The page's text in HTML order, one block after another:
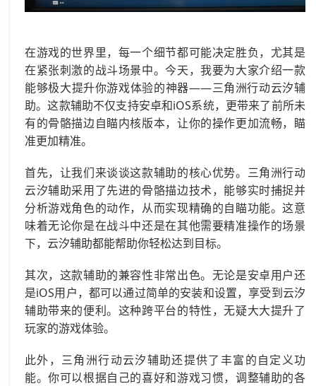
在游戏的世界里，每一个细节都可能决定胜负，尤其是
在紧张刺激的战斗场景中。今天，我要为大家介绍一款
能够极大提升你游戏体验的神器——三角洲行动云汐辅
助。这款辅助不仅支持安卓和iOS系统，更带来了前所未
有的骨骼描边自瞄内核版本，让你的操作更加流畅，瞄
准更加精准。
首先，让我们来谈谈这款辅助的核心优势。三角洲行动
云汐辅助采用了先进的骨骼描边技术，能够实时捕捉并
分析游戏角色的动作，从而实现精确的自瞄功能。这意
味着无论你是在战斗中还是在其他需要精准操作的场景
下，云汐辅助都能帮助你轻松达到目标。
其次，这款辅助的兼容性非常出色。无论是安卓用户还
是iOS用户，都可以通过简单的安装和设置，享受到云汐
辅助带来的便利。这种跨平台的特性，无疑大大提升了
玩家的游戏体验。
此外，三角洲行动云汐辅助还提供了丰富的自定义功
能。你可以根据自己的喜好和游戏习惯，调整辅助的各